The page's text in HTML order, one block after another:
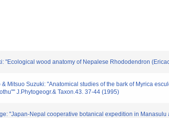
"Ecological wood anatomy of Nepalese Rhododendron
Mitsuo Suzuki: "Anatomical studies of the bark of Myrica
J.Phytogeogr.& Taxon.43. 37-44 (1995)
"Japan-Nepal cooperative botanical expedition in